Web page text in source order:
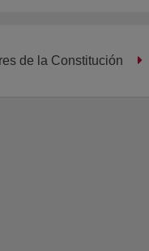
de la Constitución